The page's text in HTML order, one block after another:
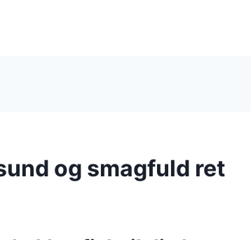
og smagfuld ret